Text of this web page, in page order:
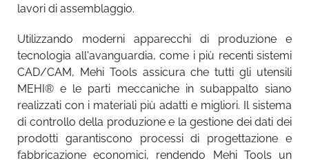
lavori di assemblaggio.
Utilizzando moderni apparecchi di produzione e
tecnologia all'avanguardia, come i più recenti sistemi
CAD/CAM, Mehi Tools assicura che tutti gli utensili
MEHI® e le parti meccaniche in subappalto siano
realizzati con i materiali più adatti e migliori. Il sistema
di controllo della produzione e la gestione dei dati dei
prodotti garantiscono processi di progettazione e
fabbricazione economici, rendendo Mehi Tools un